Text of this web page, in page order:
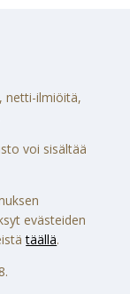
netti-ilmiöitä,
voi sisältää
evästeiden
täällä.